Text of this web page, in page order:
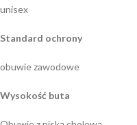
unisex
Standard ochrony
obuwie zawodowe
Wysokość buta